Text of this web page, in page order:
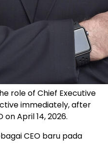
role of Chief Executive
immediately, after
April 14, 2026.
CEO baru pada